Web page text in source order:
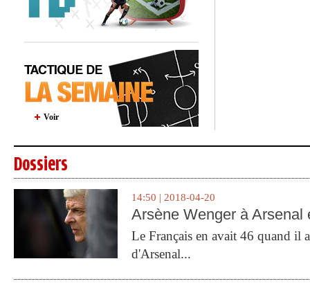
Voir
Dossiers
14:50 | 2018-04-20
Arsène Wenger à Arsenal
Le Français en avait 46 quand il
d'Arsenal...